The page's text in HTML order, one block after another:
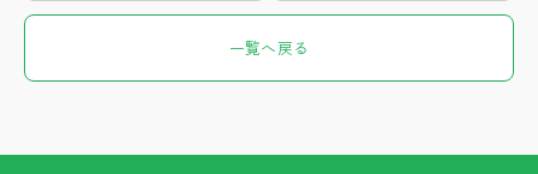
一覧へ戻る